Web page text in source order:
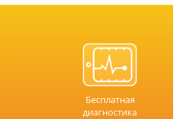
Бесплатная
диагностика